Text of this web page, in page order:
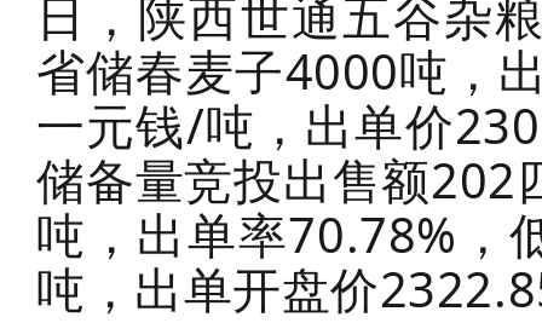
日，陕西世通五谷杂
省储春麦子4000吨，
一元钱/吨，出单价
储备量竞投出售额
吨，出单率70.78%，
吨，出单开盘价